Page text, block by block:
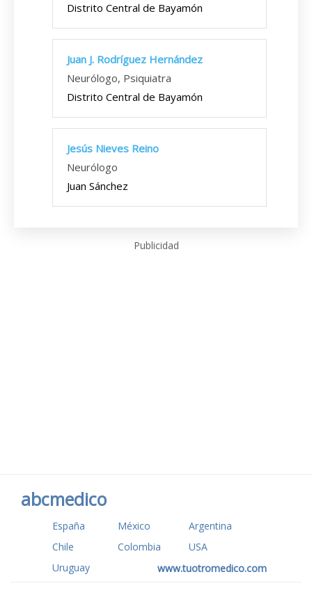
Distrito Central de Bayamón
Juan J. Rodríguez Hernández
Neurólogo, Psiquiatra
Distrito Central de Bayamón
Jesús Nieves Reino
Neurólogo
Juan Sánchez
Publicidad
abcmedico
España México
Argentina
Chile
Colombia
USA
Uruguay
www.tuotromedico.com